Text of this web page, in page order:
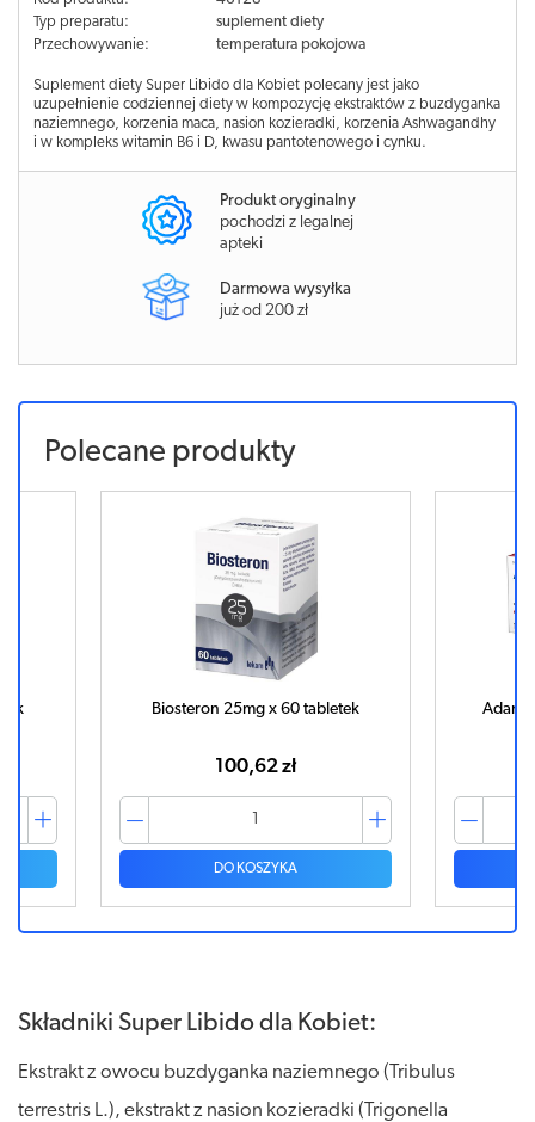
Typ preparatu:
suplement diety
Przechowywanie:
temperatura pokojowa
Suplement diety Super Libido dla Kobiet polecany jest jako
uzupełnienie codziennej diety w kompozycję ekstraktów z buzdyganka
naziemnego, korzenia maca, nasion kozieradki, korzenia Ashwagandhy
i w kompleks witamin B6 i D, kwasu pantotenowego i cynku.
Produkt oryginalny
pochodzi z legalnej
apteki
Darmowa wysyłka
już od 200 zł
Polecane produkty
x 60 tabletek
Adam i Ewa x 16 kapsułek + 16
DO KOSZYKA
Składniki Super Libido dla Kobiet:
Ekstrakt z owocu buzdyganka naziemnego (Tribulus
terrestris L.), ekstrakt z nasion kozieradki (Trigonella